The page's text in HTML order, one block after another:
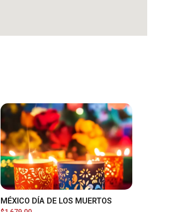
MÉXICO DÍA DE LOS MUERTOS